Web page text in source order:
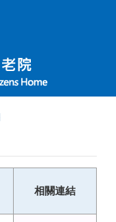
相關連結